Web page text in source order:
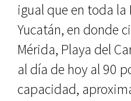
igual que en toda la
Yucatán, en donde
Mérida, Playa del
al día de hoy al 90
capacidad,